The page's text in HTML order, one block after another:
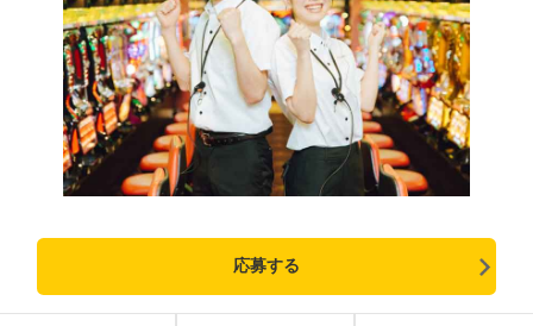
応募する